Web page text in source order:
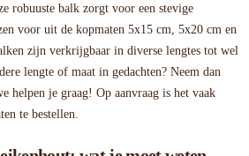
robuuste balk zorgt voor een stevige
voor uit de kopmaten 5x15 cm, 5x20 cm en
zijn verkrijgbaar in diverse lengtes tot wel
lengte of maat in gedachten? Neem dan
helpen je graag! Op aanvraag is het vaak
te bestellen.